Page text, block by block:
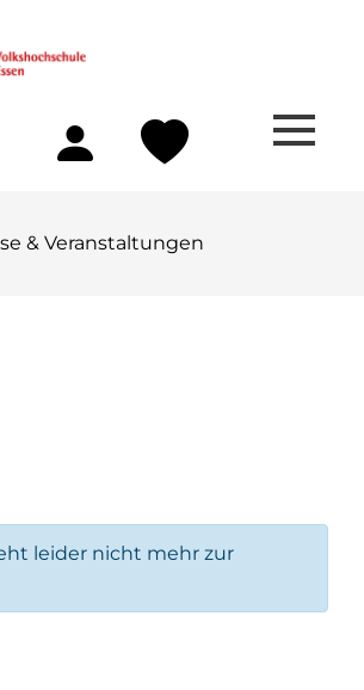
& Veranstaltungen
leider nicht mehr zur